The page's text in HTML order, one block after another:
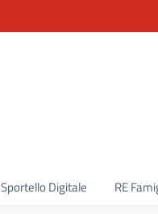
Sportello Digitale RE